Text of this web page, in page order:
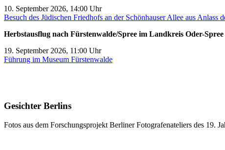
10. September 2026, 14:00 Uhr
Besuch des Jüdischen Friedhofs an der Schönhauser Allee aus
Herbstausflug nach Fürstenwalde/Spree im Landkreis Oder-Spree
19. September 2026, 11:00 Uhr
Führung im Museum Fürstenwalde
Gesichter Berlins
Fotos aus dem Forschungsprojekt Berliner Fotografenateliers des 19.